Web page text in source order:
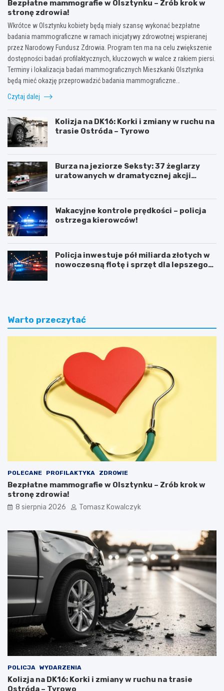
Bezpłatne mammografie w Olsztynku – Zrób krok w
stronę zdrowia!
Wkrótce w Olsztynku kobiety będą miały szansę wykonać bezpłatne
badania mammograficzne w ramach inicjatywy zdrowotnej wspieranej
przez Narodowy Fundusz Zdrowia. Program ten ma na celu zwiększenie
dostępności badań profilaktycznych, kluczowych w walce z rakiem piersi.
Terminy i lokalizacja badań mammograficznych Mieszkanki Olsztynka
będą mieć okazję przeprowadzić badania mammograficzne…
Czytaj dalej
Kolizja na DK16: Korki i zmiany w ruchu na
trasie Ostróda – Tyrowo
Burza na jeziorze Seksty: 37 żeglarzy
uratowanych w dramatycznej akcji
Wakacyjne kontrole prędkości – policja
ostrzega kierowców!
Policja inwestuje pół miliarda złotych w
nowoczesną flotę i sprzęt dla lepszego
Warto przeczytać
POLECANE PROFILAKTYKA ZDROWIE
Bezpłatne mammografie w Olsztynku – Zrób krok w
stronę zdrowia!
8 sierpnia 2026 Tomasz Kowalczyk
POLICJA WYDARZENIA
Kolizja na DK16: Korki i zmiany w ruchu na trasie
Ostróda – Tyrowo